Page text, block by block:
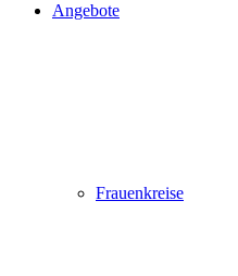
Angebote
Frauenkreise